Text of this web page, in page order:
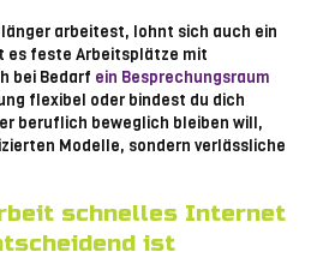
arbeitest, lohnt sich auch ein
es feste Arbeitsplätze mit
bei Bedarf ein Besprechungsraum
flexibel oder bindest du dich
beruflich beweglich bleiben will,
Modelle, sondern verlässliche
schnelles Internet
ist